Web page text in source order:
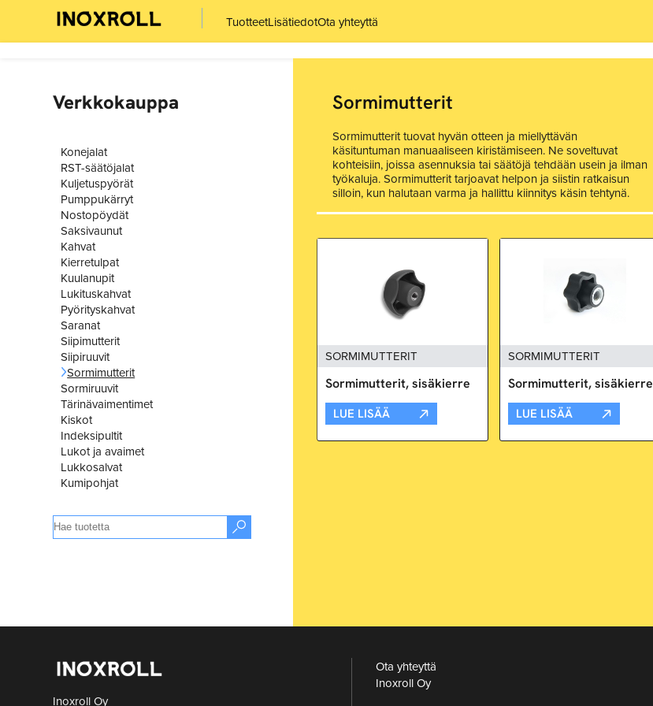
TuotteetLisätiedotOta yhteyttä
Verkkokauppa
Konejalat
RST-säätöjalat
Kuljetuspyörät
Pumppukärryt
Nostopöydät
Saksivaunut
Kahvat
Kierretulpat
Kuulanupit
Lukituskahvat
Pyörityskahvat
Saranat
Siipimutterit
Siipiruuvit
Sormimutterit
Sormiruuvit
Tärinävaimentimet
Kiskot
Indeksipultit
Lukot ja avaimet
Lukkosalvat
Kumipohjat
Sormimutterit
Sormimutterit tuovat hyvän otteen ja miellyttävän
käsituntuman manuaaliseen kiristämiseen. Ne soveltuvat
kohteisiin, joissa asennuksia tai säätöjä tehdään usein ja ilman
työkaluja. Sormimutterit tarjoavat helpon ja siistin ratkaisun
silloin, kun halutaan varma ja hallittu kiinnitys käsin tehtynä.
SORMIMUTTERIT
Sormimutterit, sisäkierre
LUE LISÄÄ
SORMIMUTTERIT
Sormimutterit, sisäkierre
LUE LISÄÄ
Inoxroll Oy
Ota yhteyttä
Inoxroll Oy